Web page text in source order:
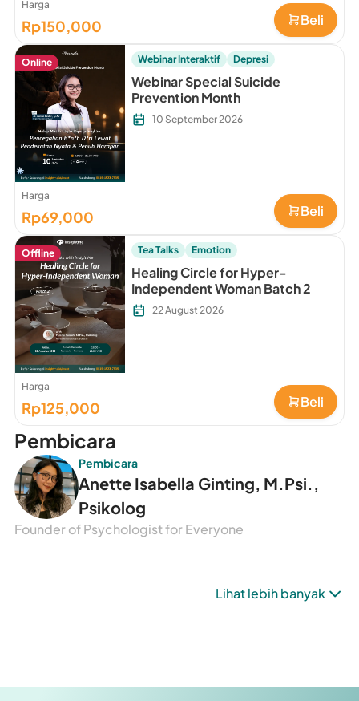
Harga
Rp150,000 Beli
Online Webinar Interaktif Depresi
Webinar Special Suicide
Prevention Month
10 September 2026
Harga
Rp69,000 Beli
Offline Tea Talks Emotion
Healing Circle for Hyper-
Independent Woman Batch 2
22 August 2026
Harga
Rp125,000 Beli
Pembicara
Pembicara
Anette Isabella Ginting, M.Psi.,
Psikolog
Founder of Psychologist for Everyone
Lihat lebih banyak